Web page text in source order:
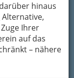
hinaus
Alternative,
Ihrer
auf das
– nähere